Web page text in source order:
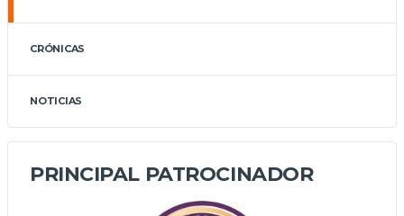
CRÓNICAS
NOTICIAS
PRINCIPAL PATROCINADOR